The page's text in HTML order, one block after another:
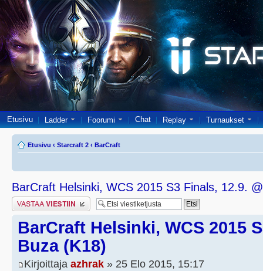
Etusivu Ladder Foorumi Chat Replay Turnaukset
Etusivu ‹ Starcraft 2 ‹ BarCraft
BarCraft Helsinki, WCS 2015 S3 Finals, 12.9.
Lähetä vastaus
BarCraft Helsinki, WCS 2015
Buza (K18)
Kirjoittaja azhrak » 25 Elo 2015, 15:17